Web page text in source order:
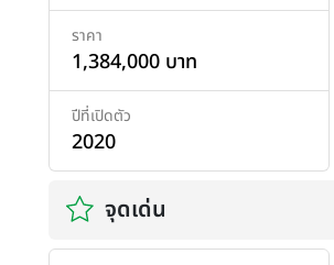
ราคา
1,384,000 บาท
ปีที่เปิดตัว
2020
จุดเด่น